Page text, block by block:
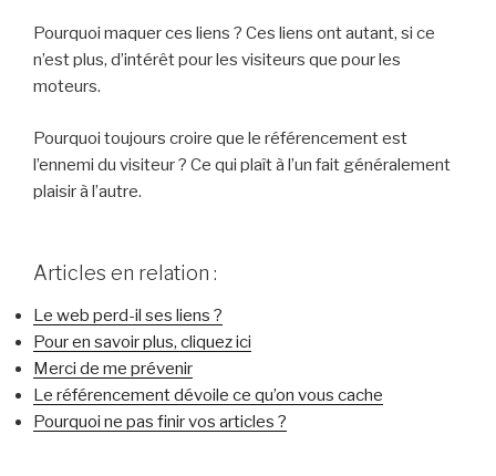
Pourquoi maquer ces liens ? Ces liens ont autant, si ce
n’est plus, d’intérêt pour les visiteurs que pour les
moteurs.
Pourquoi toujours croire que le référencement est
l’ennemi du visiteur ? Ce qui plaît à l’un fait généralement
plaisir à l’autre.
Articles en relation :
Le web perd-il ses liens ?
Pour en savoir plus, cliquez ici
Merci de me prévenir
Le référencement dévoile ce qu’on vous cache
Pourquoi ne pas finir vos articles ?